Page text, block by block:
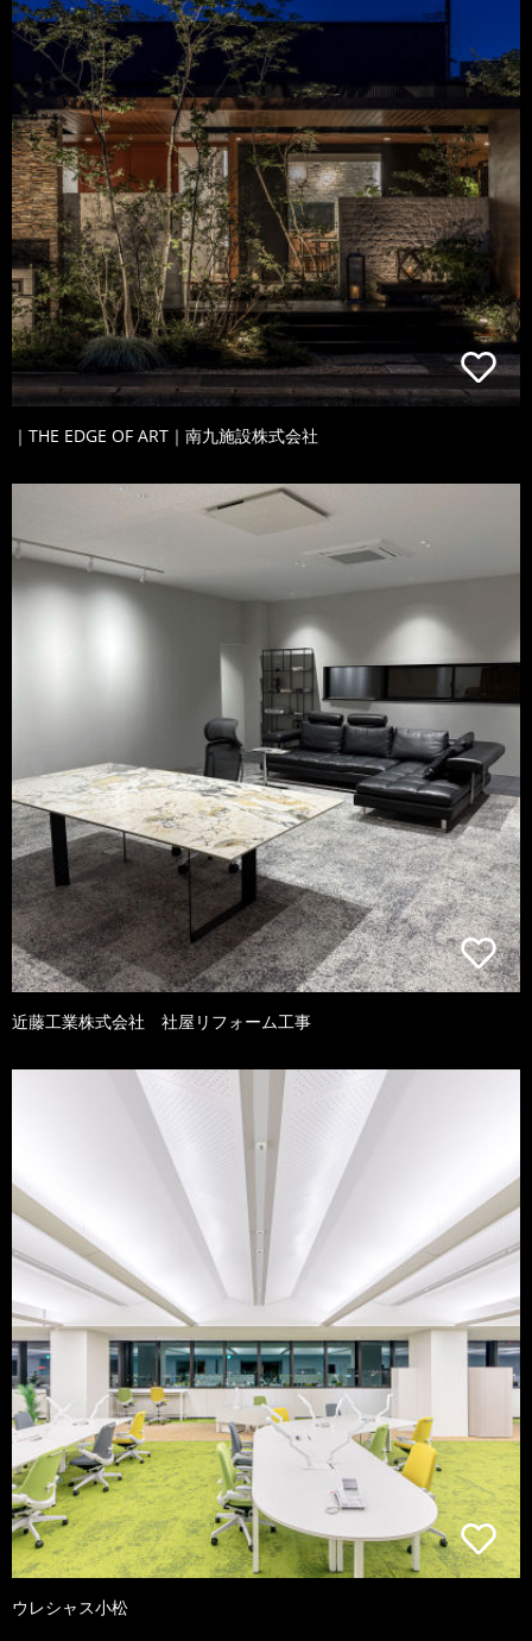
｜THE EDGE OF ART｜南九施設株式会社
近藤工業株式会社 社屋リフォーム工事
ウレシャス小松